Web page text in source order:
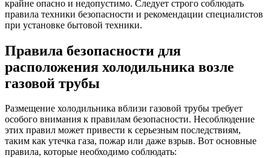
крайне опасно и недопустимо. Следует строго соблюдать
правила техники безопасности и рекомендации специалистов
при установке бытовой техники.
Правила безопасности для
расположения холодильника возле
газовой трубы
Размещение холодильника вблизи газовой трубы требует
особого внимания к правилам безопасности. Несоблюдение
этих правил может привести к серьезным последствиям,
таким как утечка газа, пожар или даже взрыв. Вот основные
правила, которые необходимо соблюдать: